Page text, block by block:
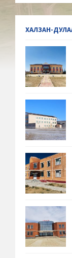
ХАЛЗАН-